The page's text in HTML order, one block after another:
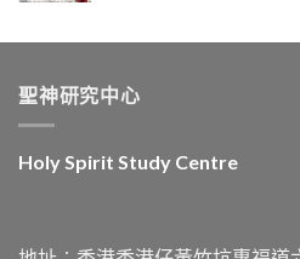
聖神研究中心
Holy Spirit Study Centre